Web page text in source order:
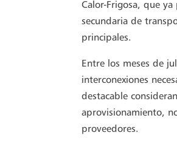
Calor-Frigosa, que
secundaria de
principales.
Entre los meses de
interconexiones
destacable
aprovisionamiento,
proveedores.